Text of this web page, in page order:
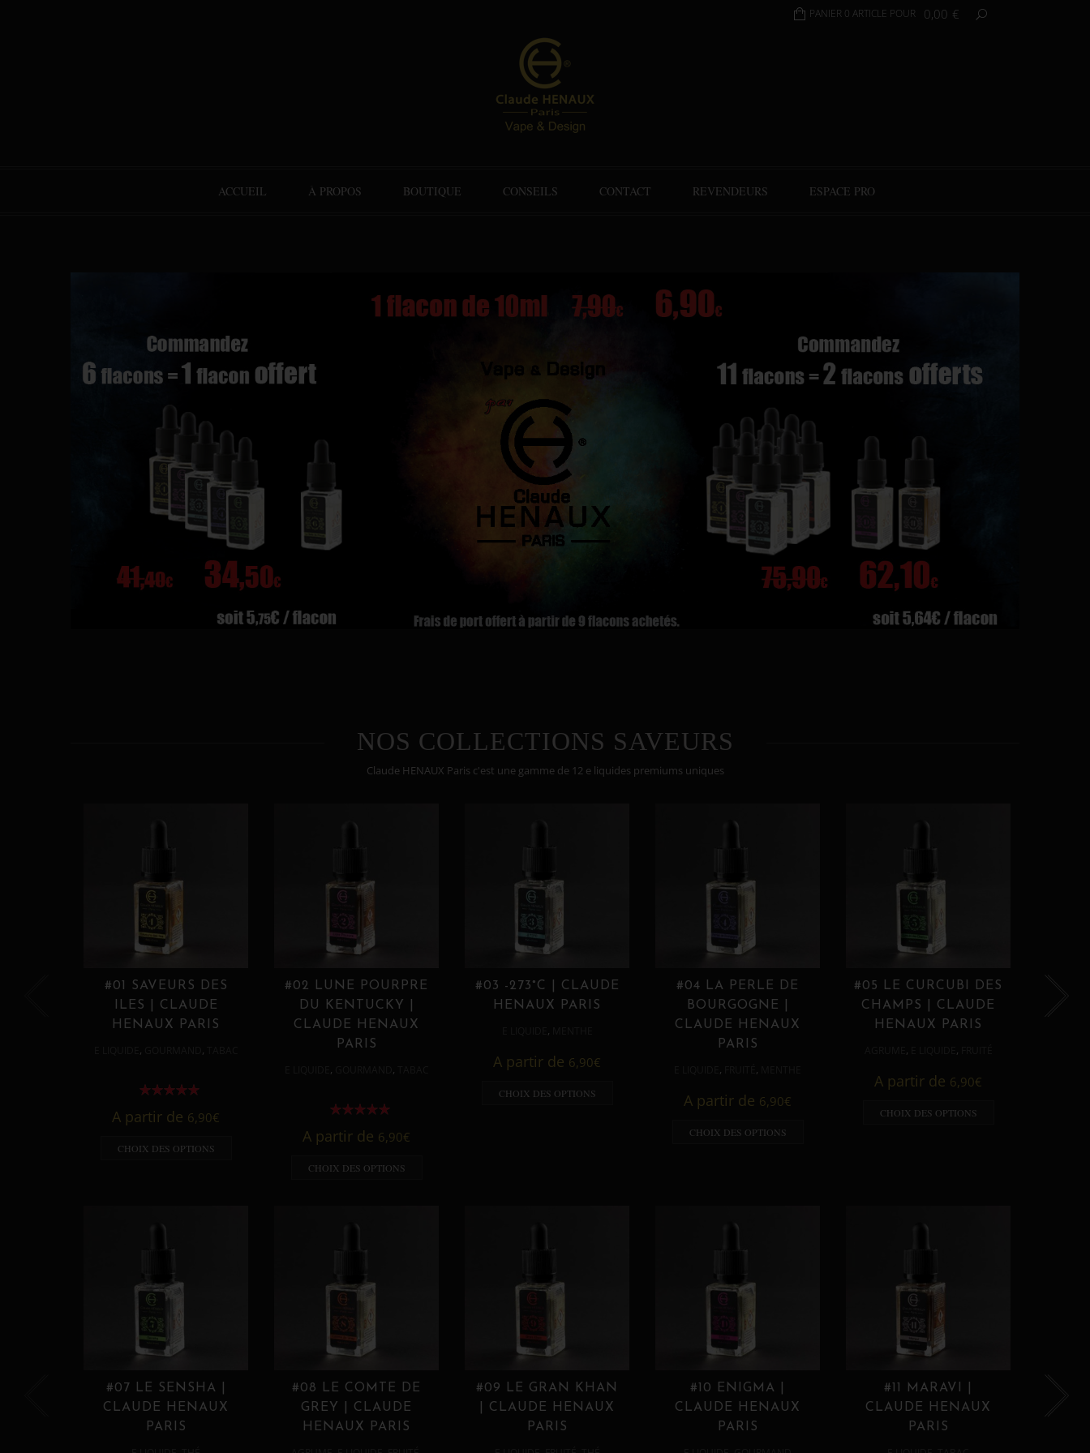
PANIER 0 ARTICLE POUR 0,00 €
ACCUEIL À PROPOS BOUTIQUE CONSEILS CONTACT REVENDEURS ESPACE PRO
NOS COLLECTIONS SAVEURS
Claude HENAUX Paris c'est une gamme de 12 e liquides premiums uniques
#01 SAVEURS DES
ILES | CLAUDE
HENAUX PARIS
, ,
A partir de 6,90€
CHOIX DES OPTIONS
#02 LUNE POURPRE
DU KENTUCKY |
CLAUDE HENAUX
PARIS
, ,
A partir de 6,90€
CHOIX DES OPTIONS
#03 -273°C | CLAUDE
HENAUX PARIS
,
A partir de 6,90€
CHOIX DES OPTIONS
#04 LA PERLE DE
BOURGOGNE |
CLAUDE HENAUX
PARIS
, ,
A partir de 6,90€
CHOIX DES OPTIONS
#05 LE CURCUBI DES
CHAMPS | CLAUDE
HENAUX PARIS
, ,
A partir de 6,90€
CHOIX DES OPTIONS
#07 LE SENSHA |
CLAUDE HENAUX
PARIS
#08 LE COMTE DE
GREY | CLAUDE
HENAUX PARIS
#09 LE GRAN KHAN
| CLAUDE HENAUX
PARIS
#10 ENIGMA |
CLAUDE HENAUX
PARIS
#11 MARAVI |
CLAUDE HENAUX
PARIS